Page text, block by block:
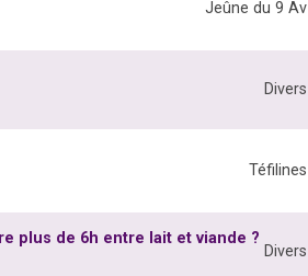
Jeûne du 9 Av
Divers
Téfilines
plus de 6h entre lait et viande ?
Divers